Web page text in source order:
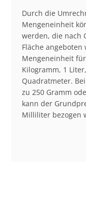
Durch die
Mengeneinheit
werden, die nach
Fläche
Mengeneinheit
Kilogramm, 1
Quadratmeter.
zu 250 Gramm
kann der
Milliliter bezogen